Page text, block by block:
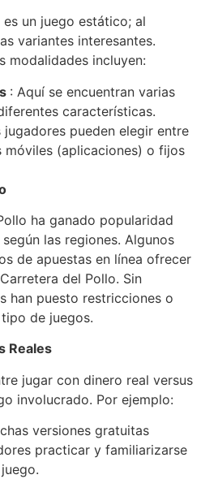
un juego estático; al
variantes interesantes.
modalidades incluyen:
: Aquí se encuentran varias
características.
jugadores pueden elegir entre
móviles (aplicaciones) o fijos
ha ganado popularidad
las regiones. Algunos
de apuestas en línea ofrecer
del Pollo. Sin
han puesto restricciones o
de juegos.
Reales
jugar con dinero real versus
involucrado. Por ejemplo:
versiones gratuitas
practicar y familiarizarse